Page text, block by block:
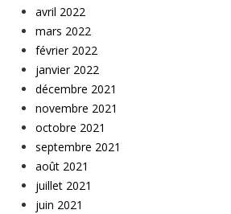
avril 2022
mars 2022
février 2022
janvier 2022
décembre 2021
novembre 2021
octobre 2021
septembre 2021
août 2021
juillet 2021
juin 2021